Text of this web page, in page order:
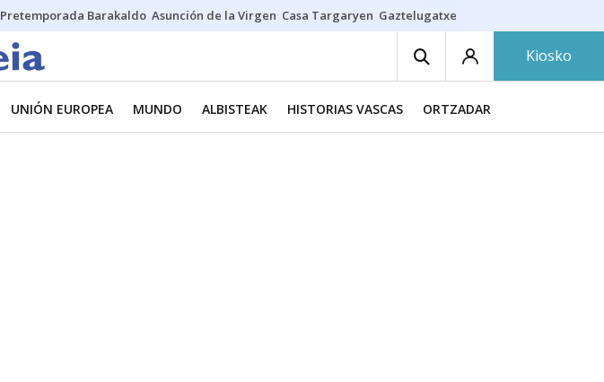
Pretemporada Barakaldo Asunción de la Virgen Casa Targaryen Gaztelugatxe
Kiosko
UNIÓN EUROPEA MUNDO ALBISTEAK HISTORIAS VASCAS ORTZADAR